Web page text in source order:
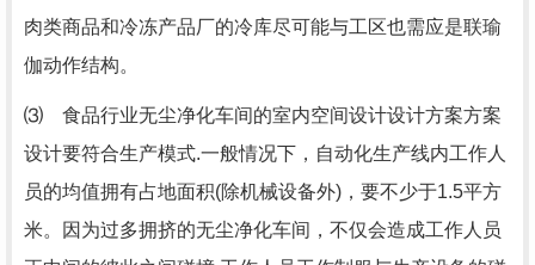
肉类商品和冷冻产品厂的冷库尽可能与工区也需应是联瑜
伽动作结构。
⑶ 食品行业无尘净化车间的室内空间设计设计方案方案
设计要符合生产模式.一般情况下，自动化生产线内工作人
员的均值拥有占地面积(除机械设备外)，要不少于1.5平方
米。因为过多拥挤的无尘净化车间，不仅会造成工作人员